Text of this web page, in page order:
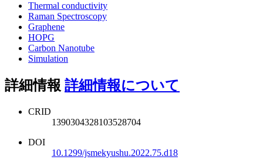
Thermal conductivity
Raman Spectroscopy
Graphene
HOPG
Carbon Nanotube
Simulation
詳細情報 詳細情報について
CRID
1390304328103528704
DOI
10.1299/jsmekyushu.2022.75.d18